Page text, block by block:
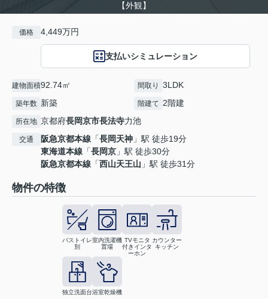
【外観】
価格 4,449万円
支払いシミュレーション
建物面積92.74㎡ 間取り 3LDK
築年数 新築 階建て 2階建
所在地 京都府長岡京市長法寺力池
交通 阪急京都本線 「長岡天神 」駅 徒歩19分
東海道本線 「長岡京 」駅 徒歩30分
阪急京都本線 「西山天王山 」駅 徒歩31分
物件の特徴
バストイレ
別
室内洗濯機
置場
TVモニタ
付きインタ
ーホン
カウンター
キッチン
独立洗面台浴室乾燥機